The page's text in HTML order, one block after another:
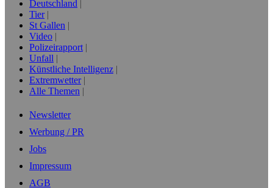
Deutschland
Tier
St Gallen
Video
Polizeirapport
Unfall
Künstliche Intelligenz
Extremwetter
Alle Themen
Newsletter
Werbung / PR
Jobs
Impressum
AGB